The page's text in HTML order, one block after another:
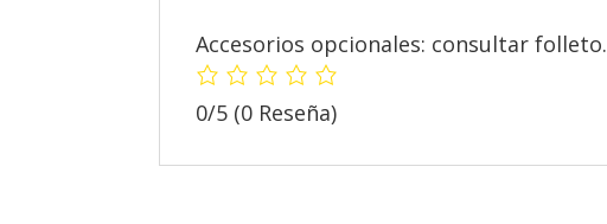
Accesorios opcionales: consultar folleto.
0/5 (0 Reseña)